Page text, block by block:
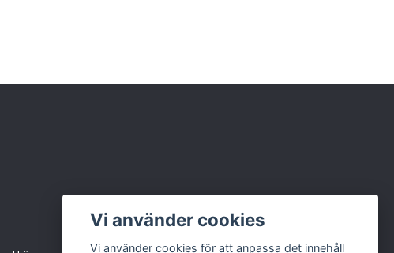
Vi använder cookies
Vi använder cookies för att anpassa det innehåll